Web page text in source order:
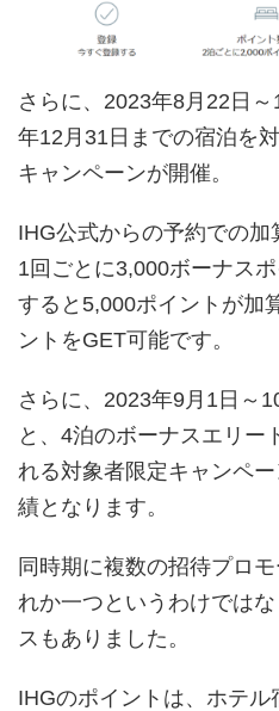
さらに、2023年8月22日
年12月31日までの宿泊を
キャンペーンが開催。
IHG公式からの予約での加
1回ごとに3,000ボーナス
すると5,000ポイントが加
ントをGET可能です。
さらに、2023年9月1日～
と、4泊のボーナスエリー
れる対象者限定キャンペ
績となります。
同時期に複数の招待プロ
れか一つというわけでは
スもありました。
IHGのポイントは、ホテ